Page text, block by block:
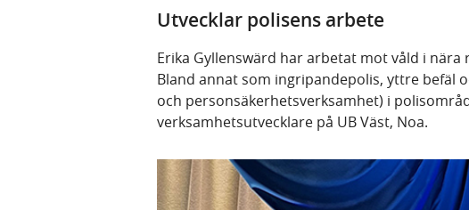
Utvecklar polisens arbete
Erika Gyllenswärd har arbetat mot våld i
Bland annat som ingripandepolis, yttre befäl
och personsäkerhetsverksamhet) i
verksamhetsutvecklare på UB Väst, Noa.